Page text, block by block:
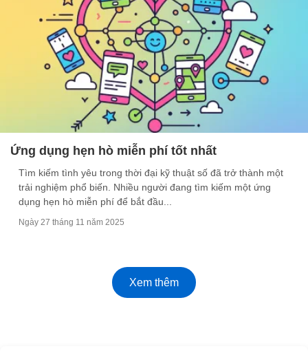
Ứng dụng hẹn hò miễn phí tốt nhất
Tìm kiếm tình yêu trong thời đại kỹ thuật số đã trở thành một
trải nghiệm phổ biến. Nhiều người đang tìm kiếm một ứng
dụng hẹn hò miễn phí để bắt đầu...
Ngày 27 tháng 11 năm 2025
Xem thêm